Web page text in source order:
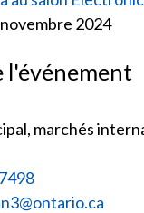
2024
l'événement
marchés